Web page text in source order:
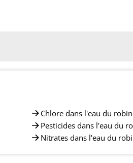
Chlore dans l'eau du
Pesticides dans l'eau du
Nitrates dans l'eau du